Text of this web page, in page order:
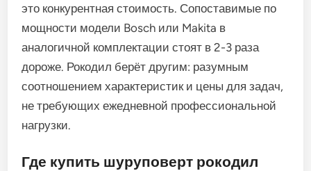
это конкурентная стоимость. Сопоставимые по
мощности модели Bosch или Makita в
аналогичной комплектации стоят в 2-3 раза
дороже. Рокодил берёт другим: разумным
соотношением характеристик и цены для задач,
не требующих ежедневной профессиональной
нагрузки.
Где купить шуруповерт рокодил